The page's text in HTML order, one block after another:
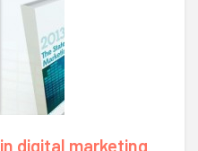
digital marketing